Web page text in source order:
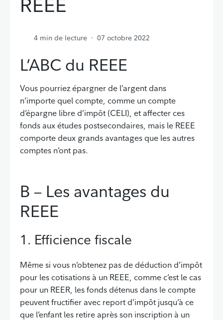
REEE
4 min de lecture 07 octobre 2022
L’ABC du REEE
Vous pourriez épargner de l’argent dans
n’importe quel compte, comme un compte
d’épargne libre d’impôt (CELI), et affecter ces
fonds aux études postsecondaires, mais le REEE
comporte deux grands avantages que les autres
comptes n’ont pas.
B – Les avantages du
REEE
1. Efficience fiscale
Même si vous n’obtenez pas de déduction d’impôt
pour les cotisations à un REEE, comme c’est le cas
pour un REER, les fonds détenus dans le compte
peuvent fructifier avec report d’impôt jusqu’à ce
que l’enfant les retire après son inscription à un